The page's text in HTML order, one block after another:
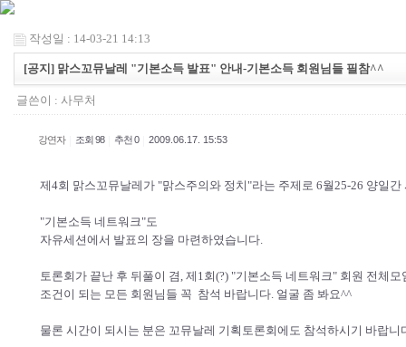
작성일 : 14-03-21 14:13
[공지] 맑스꼬뮤날레 "기본소득 발표" 안내-기본소득 회원님들 필참^^
글쓴이 : 사무처
강연자 조회 98 추천 0 2009.06.17. 15:53
제4회 맑스꼬뮤날레가 "맑스주의와 정치"라는 주제로 6월25-26 양일
"기본소득 네트워크"도
자유세션에서 발표의 장을 마련하였습니다.
토론회가 끝난 후 뒤풀이 겸, 제1회(?) "기본소득 네트워크" 회원 전체모
조건이 되는 모든 회원님들 꼭 참석 바랍니다. 얼굴 좀 봐요^^
물론 시간이 되시는 분은 꼬뮤날레 기획토론회에도 참석하시기 바랍니